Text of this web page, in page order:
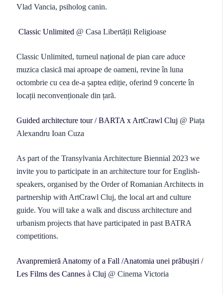
Vlad Vancia, psiholog canin.
Classic Unlimited @ Casa Libertății Religioase
Classic Unlimited, turneul național de pian care aduce
muzica clasică mai aproape de oameni, revine în luna
octombrie cu cea de-a șaptea ediție, oferind 9 concerte în
locații neconvenționale din țară.
Guided architecture tour / BARTA x ArtCrawl Cluj @ Piața
Alexandru Ioan Cuza
As part of the Transylvania Architecture Biennial 2023 we
invite you to participate in an architecture tour for English-
speakers, organised by the Order of Romanian Architects in
partnership with ArtCrawl Cluj, the local art and culture
guide. You will take a walk and discuss architecture and
urbanism projects that have participated in past BATRA
competitions.
Avanpremieră Anatomy of a Fall /Anatomia unei prăbușiri /
Les Films des Cannes à Cluj @ Cinema Victoria